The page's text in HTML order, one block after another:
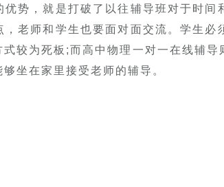
势，就是打破了以往辅导班对于时间
老师和学生也要面对面交流。学生必
较为死板;而高中物理一对一在线辅
坐在家里接受老师的辅导。